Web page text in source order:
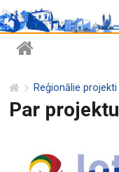
Reģionālie projekti
Par projektu